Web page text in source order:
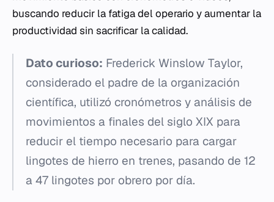
buscando reducir la fatiga del operario y aumentar la
productividad sin sacrificar la calidad.
Dato curioso: Frederick Winslow Taylor,
considerado el padre de la organización
científica, utilizó cronómetros y análisis de
movimientos a finales del siglo XIX para
reducir el tiempo necesario para cargar
lingotes de hierro en trenes, pasando de 12
a 47 lingotes por obrero por día.